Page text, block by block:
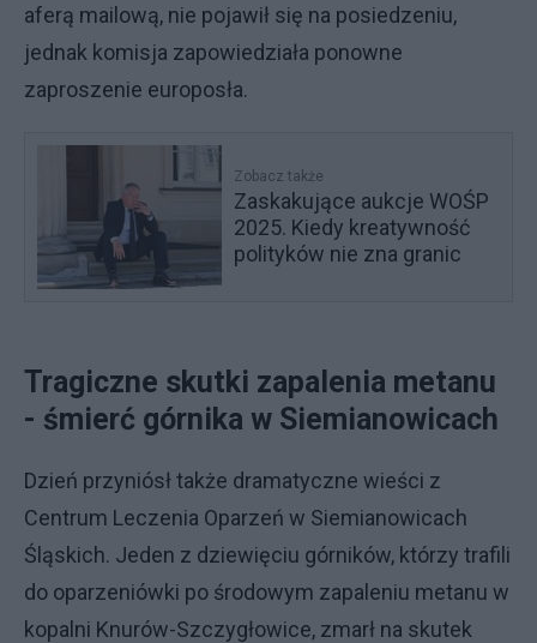
aferą mailową, nie pojawił się na posiedzeniu,
jednak komisja zapowiedziała ponowne
zaproszenie europosła.
Zobacz także
Zaskakujące aukcje WOŚP
2025. Kiedy kreatywność
polityków nie zna granic
Tragiczne skutki zapalenia metanu
- śmierć górnika w Siemianowicach
Dzień przyniósł także dramatyczne wieści z
Centrum Leczenia Oparzeń w Siemianowicach
Śląskich. Jeden z dziewięciu górników, którzy trafili
do oparzeniówki po środowym zapaleniu metanu w
kopalni Knurów-Szczygłowice, zmarł na skutek